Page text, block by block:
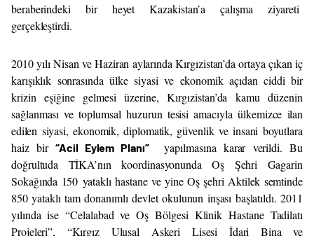
beraberindeki bir heyet Kazakistan’a çalışma ziyareti
gerçekleştirdi.
2010 yılı Nisan ve Haziran aylarında Kırgızistan’da ortaya çıkan iç
karışıklık sonrasında ülke siyasi ve ekonomik açıdan ciddi bir
krizin eşiğine gelmesi üzerine,Kırgızistan’da kamu düzenin
sağlanması ve toplumsal huzurun tesisi amacıyla ülkemizce ilan
edilen siyasi, ekonomik, diplomatik, güvenlik ve insani boyutlara
haiz bir “Acil Eylem Planı” yapılmasına karar verildi. Bu
doğrultuda TİKA’nın koordinasyonunda Oş Şehri Gagarin
Sokağında 150 yataklı hastane ve yine Oş şehri Aktilek semtinde
850 yataklı tam donanımlı devlet okulunun inşası başlatıldı. 2011
yılında ise “Celalabad ve Oş Bölgesi Klinik Hastane Tadilatı
Projeleri”, “Kırgız Ulusal Askeri Lisesi İdari Bina ve